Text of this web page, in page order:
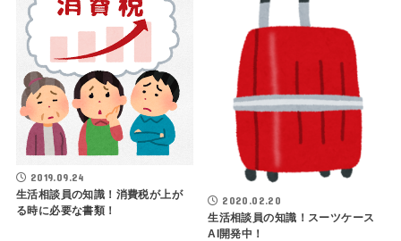
2019.09.24
生活相談員の知識！消費税が上が
る時に必要な書類！
2020.02.20
生活相談員の知識！スーツケース
AI開発中！